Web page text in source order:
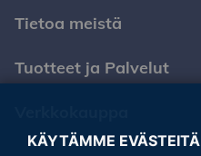
Tietoa meistä
Tuotteet ja Palvelut
KÄYTÄMME EVÄSTEITÄ